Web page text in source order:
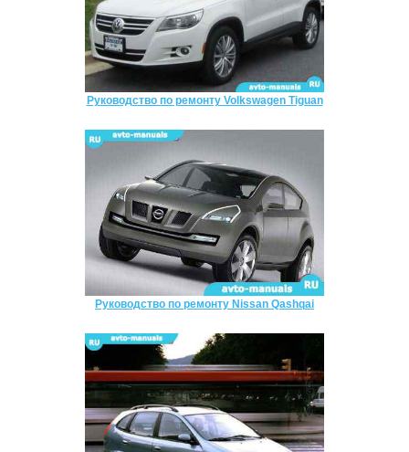
Руководство по ремонту Volkswagen Tiguan
Руководство по ремонту Nissan Qashqai